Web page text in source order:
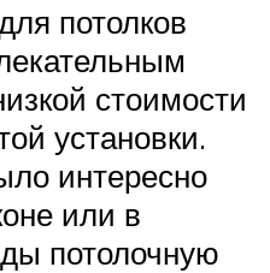
потолков
стоимости
установки.
интересно
или в
потолочную